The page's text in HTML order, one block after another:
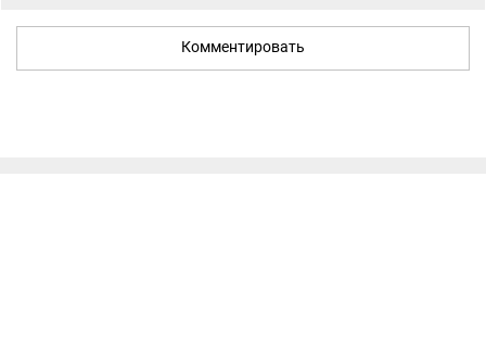
Комментировать